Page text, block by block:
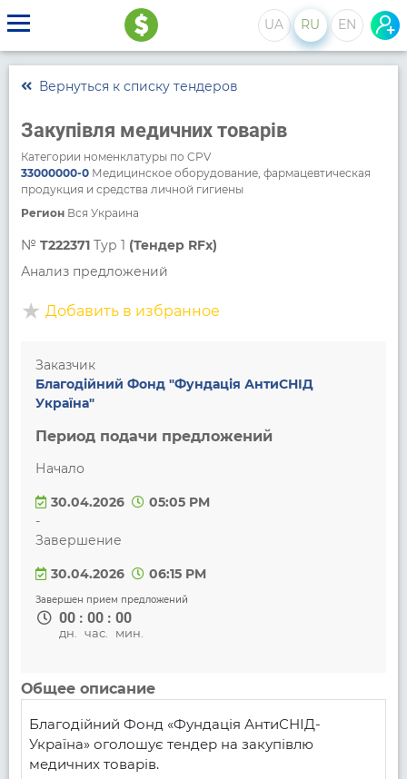
UA RU EN
Вернуться к списку тендеров
Закупівля медичних товарів
Категории номенклатуры по CPV
33000000-0Медицинское оборудование, фармацевтическая
продукция и средства личной гигиены
Регион Вся Украина
№ T222371 Тур 1 (Тендер RFx)
Анализ предложений
Добавить в избранное
Заказчик
Благодійний Фонд "Фундація АнтиСНІД
Україна"
Период подачи предложений
Начало
30.04.2026
05:05 PM
-
Завершение
30.04.2026 06:15 PM
Завершен прием предложений
00 : 00 : 00
дн. час. мин.
Общее описание
Благодійний Фонд «Фундація АнтиСНІД-
Україна» оголошує тендер на закупівлю
медичних товарів.